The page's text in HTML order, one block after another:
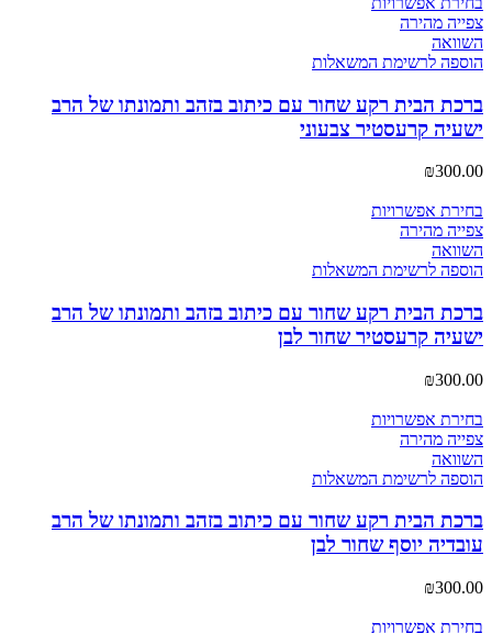
צפייה מהירה
השוואה
הוספה לרשימת המשאלות
ברכת הבית רקע שחור עם כיתוב בזהב ותמונתו של הרב
ישעיה קרעסטיר צבעוני
₪300.00
בחירת אפשרויות
צפייה מהירה
השוואה
הוספה לרשימת המשאלות
ברכת הבית רקע שחור עם כיתוב בזהב ותמונתו של הרב
ישעיה קרעסטיר שחור לבן
₪300.00
בחירת אפשרויות
צפייה מהירה
השוואה
הוספה לרשימת המשאלות
ברכת הבית רקע שחור עם כיתוב בזהב ותמונתו של הרב
עובדיה יוסף שחור לבן
₪300.00
בחירת אפשרויות